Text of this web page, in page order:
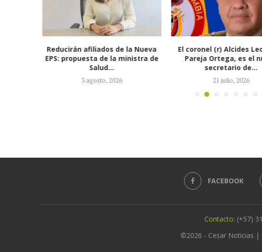
Reducirán afiliados de la Nueva
EPS: propuesta de la ministra de
Salud...
3 agosto, 2026
El coronel (r) Alcides
Pareja Ortega, es el
secretario de...
21 julio, 2026
FACEBOOK
Contacto: (+57)
©2026 - Cesar Noticias |